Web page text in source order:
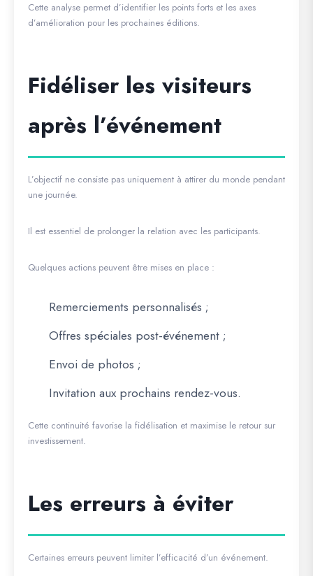
Cette analyse permet d’identifier les points forts et les axes
d’amélioration pour les prochaines éditions.
Fidéliser les visiteurs
après l’événement
L’objectif ne consiste pas uniquement à attirer du monde pendant
une journée.
Il est essentiel de prolonger la relation avec les participants.
Quelques actions peuvent être mises en place :
Remerciements personnalisés ;
Offres spéciales post-événement ;
Envoi de photos ;
Invitation aux prochains rendez-vous.
Cette continuité favorise la fidélisation et maximise le retour sur
investissement.
Les erreurs à éviter
Certaines erreurs peuvent limiter l’efficacité d’un événement.